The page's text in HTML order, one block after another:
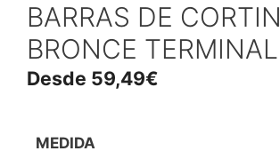
BARRAS DE
BRONCE
Desde 59,49€
MEDIDA